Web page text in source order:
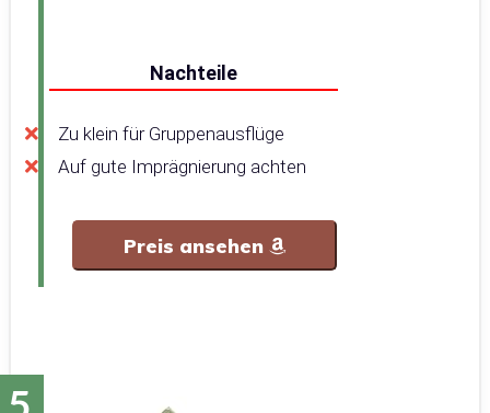
Nachteile
Zu klein für Gruppenausflüge
Auf gute Imprägnierung achten
Preis ansehen